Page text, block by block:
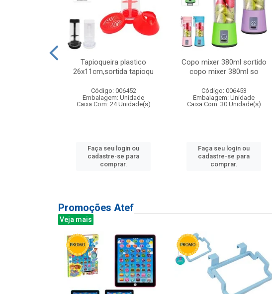
Tapioqueira plastico
26x11cm,sortida tapioqu
Código: 006452
Embalagem: Unidade
Caixa Com: 24 Unidade(s)
Faça seu login ou
cadastre-se para
comprar.
Copo mixer 380ml sortido
copo mixer 380ml so
Código: 006453
Embalagem: Unidade
Caixa Com: 30 Unidade(s)
Faça seu login ou
cadastre-se para
comprar.
Promoções Atef
Veja mais